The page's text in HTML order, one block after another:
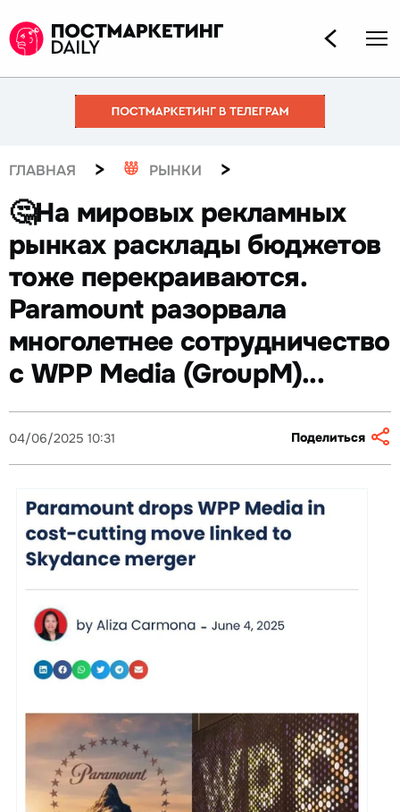
ГЛАВНАЯ > РЫНКИ >
🤔На мировых рекламных
рынках расклады бюджетов
тоже перекраиваются.
Paramount разорвала
многолетнее сотрудничество
с WPP Media (GroupM)...
04/06/2025 10:31 Поделиться